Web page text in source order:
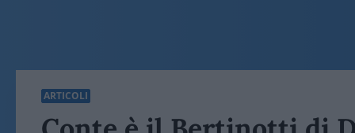
ARTICOLI